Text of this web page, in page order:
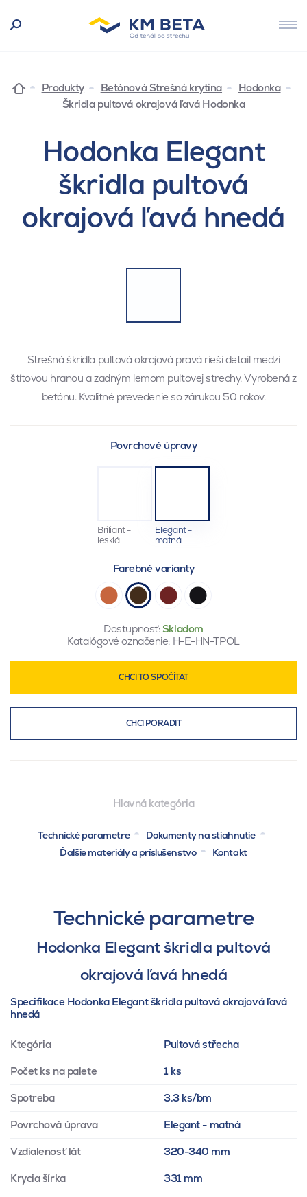
Produkty Betónová Strešná krytina
Hodonka
Škridla pultová okrajová ľavá Hodonka
Hodonka Elegant
škridla pultová
okrajová ľavá hnedá
Strešná škridla pultová okrajová pravá rieši detail medzi
štítovou hranou a zadným lemom pultovej strechy. Vyrobená z
betónu. Kvalitné prevedenie so zárukou 50 rokov.
Povrchové úpravy
Briliant -
lesklá
Elegant -
matná
Farebné varianty
Dostupnosť:Skladom
Katalógové označenie: H-E-HN-TPOL
CHCI TO SPOČÍTAT
CHCI PORADIT
Hlavná kategória
Technické parametre
Dokumenty na stiahnutie
Ďalšie materiály a príslušenstvo
Kontakt
Technické parametre
Hodonka Elegant škridla pultová
okrajová ľavá hnedá
Specifikace Hodonka Elegant škridla pultová okrajová ľavá
hnedá
Ktegória Pultová střecha
Počet ks na palete 1 ks
Spotreba 3.3 ks/bm
Povrchová úprava Elegant - matná
Vzdialenosť lát 320-340 mm
Krycia šírka 331 mm